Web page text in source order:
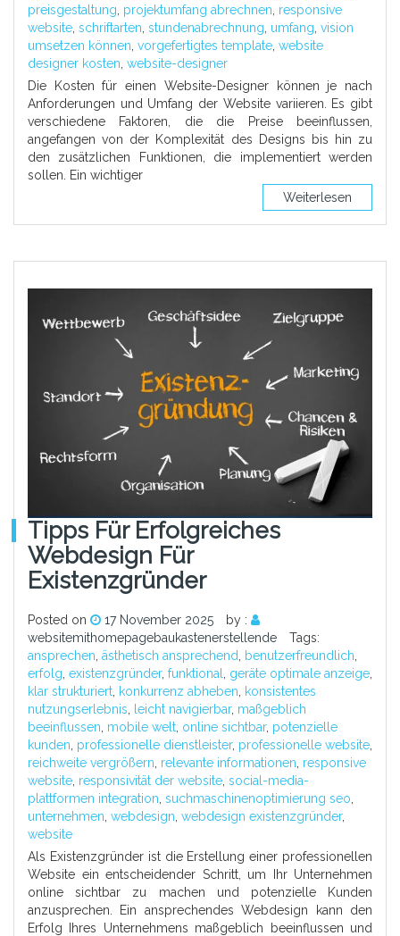
preisgestaltung projektumfang abrechnen responsive
website schriftarten stundenabrechnung umfang vision
umsetzen können vorgefertigtes template website
designer kosten website-designer
Die Kosten für einen Website-Designer können je nach
Anforderungen und Umfang der Website variieren. Es gibt
verschiedene Faktoren, die die Preise beeinflussen,
angefangen von der Komplexität des Designs bis hin zu
den zusätzlichen Funktionen, die implementiert werden
sollen. Ein wichtiger
Weiterlesen
Tipps Für Erfolgreiches
Webdesign Für
Existenzgründer
Posted on 17 November 2025
by :
websitemithomepagebaukastenerstellende
Tags:
ansprechen ästhetisch ansprechend benutzerfreundlich
erfolg existenzgründer, funktional geräte optimale anzeige
klar strukturiert konkurrenz abheben
konsistentes
nutzungserlebnis
leicht navigierbar, maßgeblich
beeinflussen mobile welt online sichtbar, potenzielle
kunden professionelle dienstleister, professionelle website
reichweite vergrößern relevante informationen responsive
website responsivität der website social-media-
plattformen integration suchmaschinenoptimierung seo
unternehmen webdesign webdesign existenzgründer,
website
Als Existenzgründer ist die Erstellung einer professionellen
Website ein entscheidender Schritt, um Ihr Unternehmen
online sichtbar zu machen und potenzielle Kunden
anzusprechen. Ein ansprechendes Webdesign kann den
Erfolg Ihres Unternehmens maßgeblich beeinflussen und